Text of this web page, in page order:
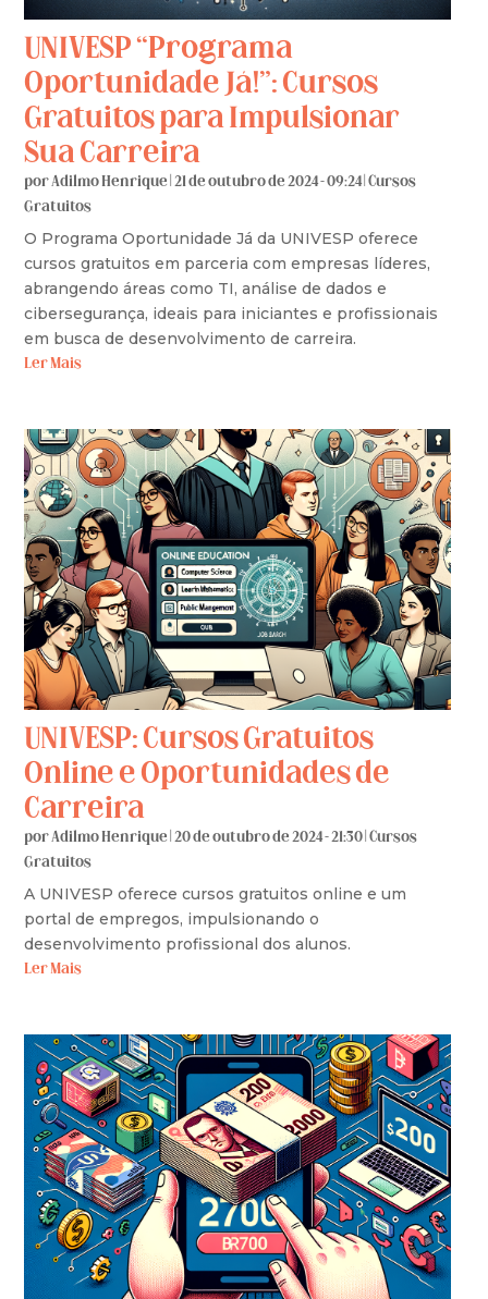
UNIVESP “Programa
Oportunidade Já!”: Cursos
Gratuitos para Impulsionar
Sua Carreira
porAdilmo Henrique |21 de outubro de 2024 - 09:24 |Cursos
Gratuitos
O Programa Oportunidade Já da UNIVESP oferece
cursos gratuitos em parceria com empresas líderes,
abrangendo áreas como TI, análise de dados e
cibersegurança, ideais para iniciantes e profissionais
em busca de desenvolvimento de carreira.
Ler Mais
UNIVESP: Cursos Gratuitos
Online e Oportunidades de
Carreira
porAdilmo Henrique |20 de outubro de 2024 - 21:30 |Cursos
Gratuitos
A UNIVESP oferece cursos gratuitos online e um
portal de empregos, impulsionando o
desenvolvimento profissional dos alunos.
Ler Mais